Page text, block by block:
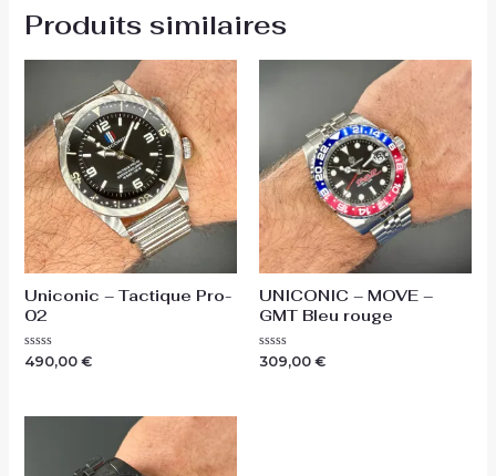
Produits similaires
Uniconic – Tactique Pro-
02
Note
490,00 €
UNICONIC – MOVE –
GMT Bleu rouge
Note
309,00 €